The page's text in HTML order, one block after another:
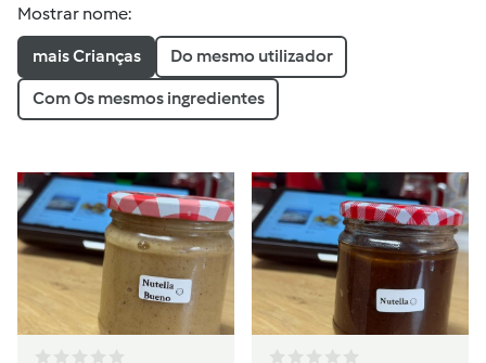
Mostrar nome:
mais Crianças Do mesmo utilizador
Com Os mesmos ingredientes